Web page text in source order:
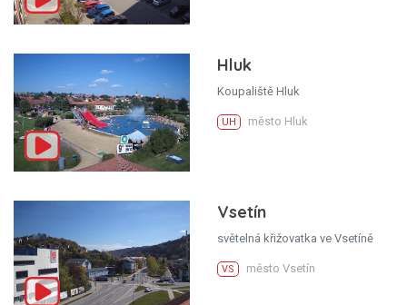
Hluk
Koupaliště Hluk
UH město Hluk
Vsetín
světelná křižovatka ve Vsetíně
VS město Vsetín